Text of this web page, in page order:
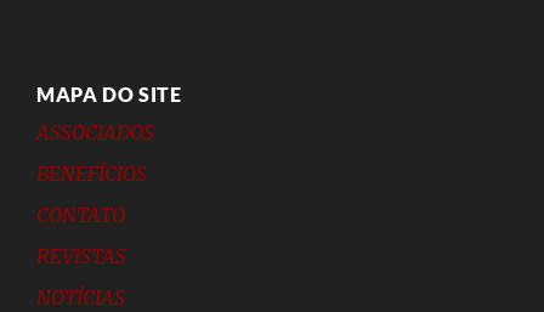
MAPA DO SITE
ASSOCIADOS
BENEFÍCIOS
CONTATO
REVISTAS
NOTÍCIAS